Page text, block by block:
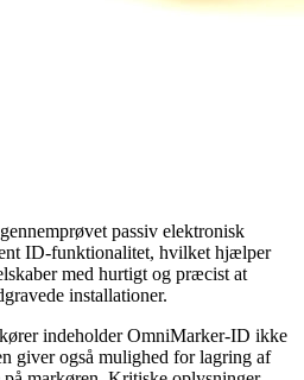
passiv elektronisk
ID-funktionalitet, hvilket hjælper
med hurtigt og præcist at
installationer.
indeholder OmniMarker-ID ikke
giver også mulighed for lagring af